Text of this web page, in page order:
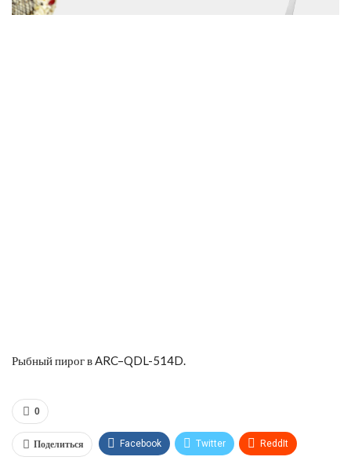
Рыбный пирог в ARC–QDL-514D.
0
Поделиться Facebook Twitter ReddIt